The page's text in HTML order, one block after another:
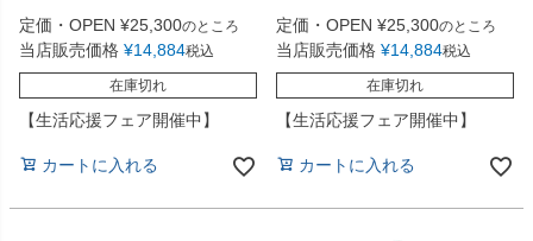
定価・OPEN ¥25,300のところ
当店販売価格 ¥14,884税込
在庫切れ
【生活応援フェア開催中】
カートに入れる
定価・OPEN ¥25,300のところ
当店販売価格 ¥14,884税込
在庫切れ
【生活応援フェア開催中】
カートに入れる